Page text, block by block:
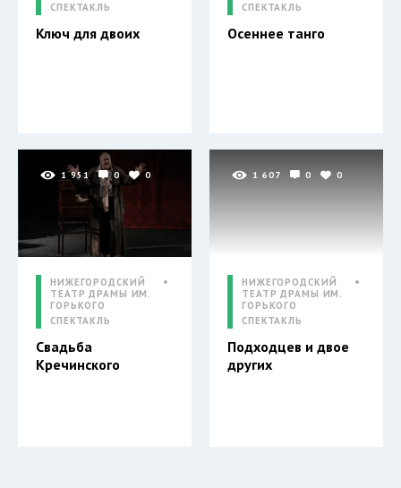
СПЕКТАКЛЬ
Ключ для двоих
СПЕКТАКЛЬ
Осеннее танго
1 951 0 0
НИЖЕГОРОДСКИЙ
ТЕАТР ДРАМЫ ИМ.
ГОРЬКОГО
СПЕКТАКЛЬ
Свадьба
Кречинского
1 607 0 0
НИЖЕГОРОДСКИЙ
ТЕАТР ДРАМЫ ИМ.
ГОРЬКОГО
СПЕКТАКЛЬ
Подходцев и двое
других